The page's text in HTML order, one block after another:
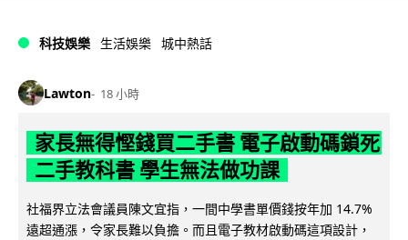
科技娛樂 生活娛樂 城中熱話
Lawton 18 小時
家長無得慳錢買二手書 電子啟動碼鎖死
二手教科書 學生無法做功課
社福界立法會議員陳文宜指，一間中學書單價錢按年加 14.7%
遠超通漲，令家長難以負擔。而且電子教材啟動碼這項設計，